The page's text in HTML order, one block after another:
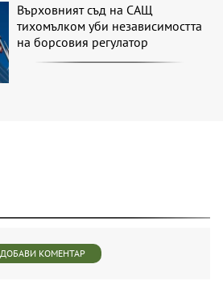
Върховният съд на САЩ
тихомълком уби независимостта
на борсовия регулатор
ДОБАВИ КОМЕНТАР